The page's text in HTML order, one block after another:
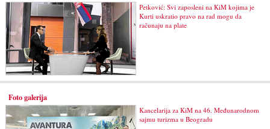
Petković: Svi zaposleni na KiM kojima je
Kurti uskratio pravo na rad mogu da
računaju na plate
Foto galerija
Kancelarija za KiM na 46. Međunarodnom
sajmu turizma u Beogradu